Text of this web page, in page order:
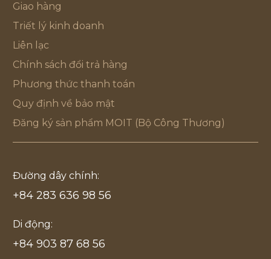
Giao hàng
Triết lý kinh doanh
Liên lạc
Chính sách đổi trả hàng
Phương thức thanh toán
Quy định về bảo mật
Đăng ký sản phẩm MOIT (Bộ Công Thương)
Đường dây chính:
+84 283 636 98 56
Di động:
+84 903 87 68 56